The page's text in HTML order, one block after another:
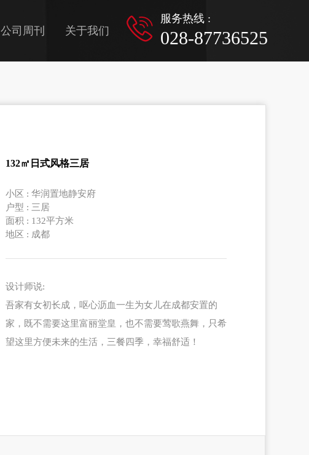
公司周刊 关于我们
服务热线 :
028-87736525
132㎡日式风格三居
小区 : 华润置地静安府
户型 : 三居
面积 : 132平方米
地区 : 成都
设计师说:
吾家有女初长成，呕心沥血一生为女儿在成都安置的
家，既不需要这里富丽堂皇，也不需要莺歌燕舞，只希
望这里方便未来的生活，三餐四季，幸福舒适！